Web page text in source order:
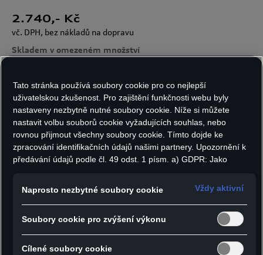
2.740,- Kč
vč. DPH, bez nákladů na dopravu
Skladem v omezeném množství
Velikost: Počet kusů:
Do košíku
- Pletený svetr s kulatým výstřihem
- Žebrování v oblasti ramen a po stranách pro
mužnou siluetu
Tato stránka používá soubory cookie pro co nejlepší
uživatelskou zkušenost. Pro zajištění funkčnosti webu byly
nastaveny nezbytně nutné soubory cookie. Níže si můžete
nastavit volbu souborů cookie vyžadujících souhlas, nebo
rovnou přijmout všechny soubory cookie. Tímto dojde ke
zpracování identifikačních údajů našimi partnery. Upozornění k
předávání údajů podle čl. 49 odst. 1 písm. a) GDPR: Jako
používán Google Analytics. Nelze vyloučit, že společnost
Google Ireland jako náš smluvní partner předává osobní údaje
státech neexistuje úroveň ochrany osobních údajů věcně
rovnocenná Evropské unii a chybí rozhodnutí Evropské komise
o odpovídající ochraně. Z toho pro vás mohou vyplývat rizika,
Naprosto nezbytné soubory cookie Vždy aktivní
Soubory cookie pro zvýšení výkonu
Cílené soubory cookie